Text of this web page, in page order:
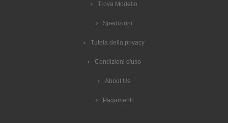
Trova Modello
Spedizioni
Tutela della privacy
Condizioni d'uso
About Us
Pagamenti